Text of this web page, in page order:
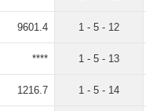
9601.4
****
1216.7
1 - 5 - 12
1 - 5 - 13
1 - 5 - 14